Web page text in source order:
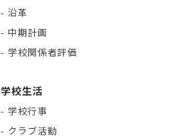
- 沿革
- 中期計画
- 学校関係者評価
学校生活
- 学校行事
- クラブ活動